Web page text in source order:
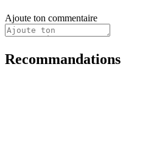
Ajoute ton commentaire
Recommandations